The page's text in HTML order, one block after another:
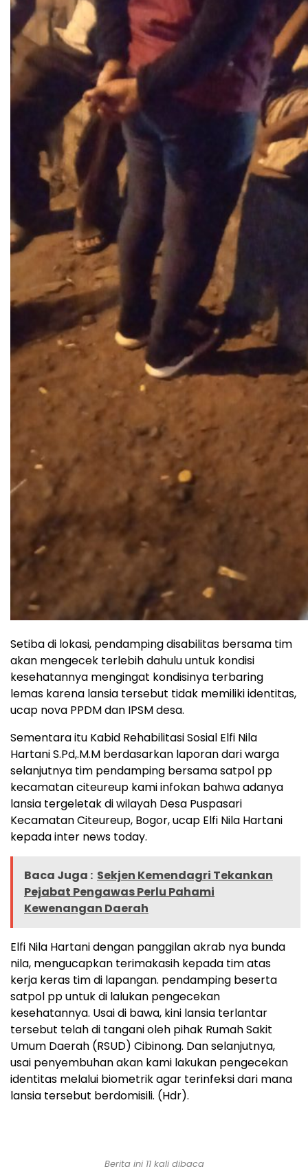
Setiba di lokasi, pendamping disabilitas bersama tim
akan mengecek terlebih dahulu untuk kondisi
kesehatannya mengingat kondisinya terbaring
lemas karena lansia tersebut tidak memiliki identitas,
ucap nova PPDM dan IPSM desa.
Sementara itu Kabid Rehabilitasi Sosial Elfi Nila
Hartani S.Pd,.M.M berdasarkan laporan dari warga
selanjutnya tim pendamping bersama satpol pp
kecamatan citeureup kami infokan bahwa adanya
lansia tergeletak di wilayah Desa Puspasari
Kecamatan Citeureup, Bogor, ucap Elfi Nila Hartani
kepada inter news today.
Baca Juga : Sekjen Kemendagri Tekankan
Pejabat Pengawas Perlu Pahami
Kewenangan Daerah
Elfi Nila Hartani dengan panggilan akrab nya bunda
nila, mengucapkan terimakasih kepada tim atas
kerja keras tim di lapangan. pendamping beserta
satpol pp untuk di lalukan pengecekan
kesehatannya. Usai di bawa, kini lansia terlantar
tersebut telah di tangani oleh pihak Rumah Sakit
Umum Daerah (RSUD) Cibinong. Dan selanjutnya,
usai penyembuhan akan kami lakukan pengecekan
identitas melalui biometrik agar terinfeksi dari mana
lansia tersebut berdomisili. (Hdr).
Berita ini 11 kali dibaca